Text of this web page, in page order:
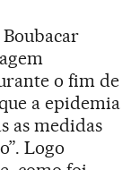
o fim de
a epidemia
as medidas
Logo